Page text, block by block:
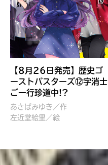
ぼくたちのマインクラフト
冒険記 エンチャント剣
VS暴走モブ
営委員会／協力
【8月26日発売】歴史ゴ
ーストバスターズ⑫字消士
ご一行珍道中!?
あさばみゆき／作
左近堂絵里／絵